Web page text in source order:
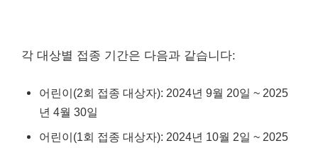
각 대상별 접종 기간은 다음과 같습니다:
어린이(2회 접종 대상자): 2024년 9월 20일 ~ 2025
년 4월 30일
어린이(1회 접종 대상자): 2024년 10월 2일 ~ 2025